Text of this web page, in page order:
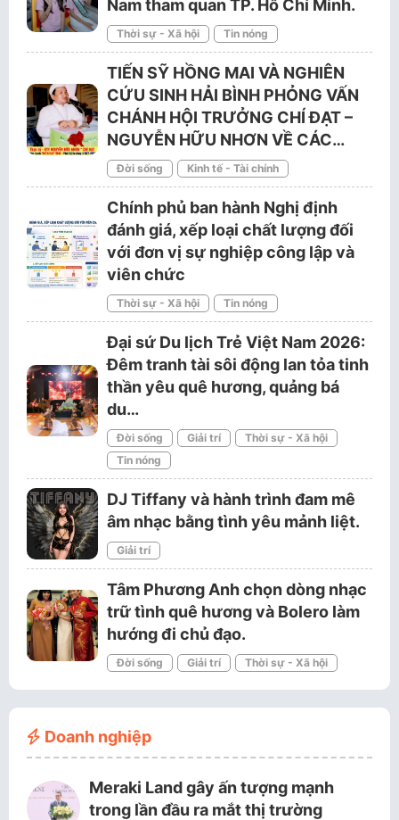
Nam tham quan TP. Hồ Chí Minh.
Thời sự - Xã hội Tin nóng
TIẾN SỸ HỒNG MAI VÀ NGHIÊN
CỨU SINH HẢI BÌNH PHỎNG VẤN
CHÁNH HỘI TRƯỞNG CHÍ ĐẠT –
NGUYỄN HỮU NHƠN VỀ CÁC…
Đời sống Kinh tế - Tài chính
Chính phủ ban hành Nghị định
đánh giá, xếp loại chất lượng đối
với đơn vị sự nghiệp công lập và
viên chức
Thời sự - Xã hội Tin nóng
Đại sứ Du lịch Trẻ Việt Nam 2026:
Đêm tranh tài sôi động lan tỏa tinh
thần yêu quê hương, quảng bá
du…
Đời sống Giải trí
Thời sự - Xã hội
Tin nóng
DJ Tiffany và hành trình đam mê
âm nhạc bằng tình yêu mảnh liệt.
Giải trí
Tâm Phương Anh chọn dòng nhạc
trữ tình quê hương và Bolero làm
hướng đi chủ đạo.
Đời sống Giải trí Thời sự - Xã hội
Doanh nghiệp
Meraki Land gây ấn tượng mạnh
trong lần đầu ra mắt thị trường